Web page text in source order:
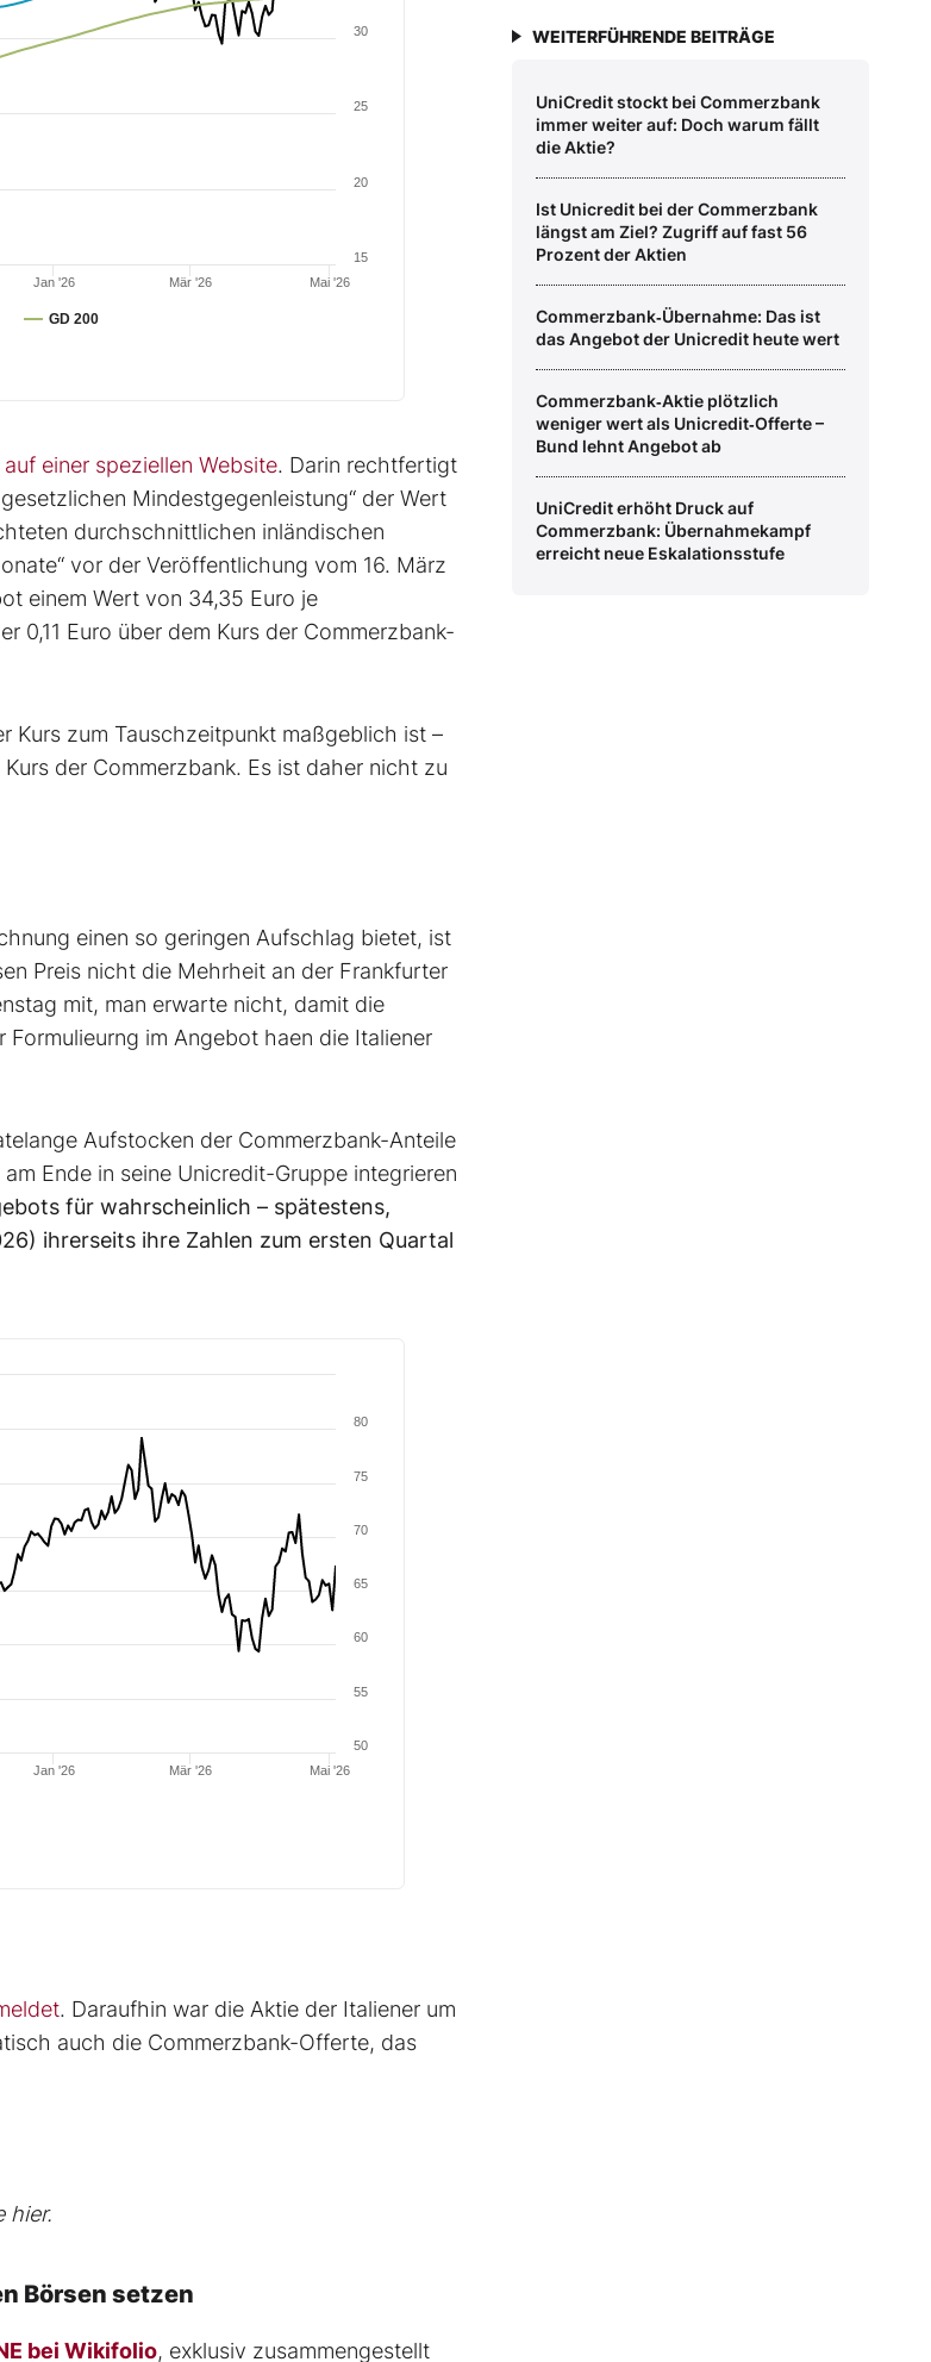
GD 200
Jan '26 Mär '26 Mai '26
15
20
25
30
auf einer speziellen Website. Darin rechtfertigt
Mindestgegenleistung“ der Wert
durchschnittlichen inländischen
vor der Veröffentlichung vom 16. März
einem Wert von 34,35 Euro je
0,11 Euro über dem Kurs der Commerzbank-
Kurs zum Tauschzeitpunkt maßgeblich ist –
der Commerzbank. Es ist daher nicht zu
einen so geringen Aufschlag bietet, ist
Preis nicht die Mehrheit an der Frankfurter
mit, man erwarte nicht, damit die
im Angebot haen die Italiener
Aufstocken der Commerzbank-Anteile
Ende in seine Unicredit-Gruppe integrieren
für wahrscheinlich – spätestens,
ihrerseits ihre Zahlen zum ersten Quartal
Jan '26 Mär '26 Mai '26
50
55
60
65
70
75
80
. Daraufhin war die Aktie der Italiener um
auch die Commerzbank-Offerte, das
hier.
Börsen setzen
bei Wikifolio, exklusiv zusammengestellt
WEITERFÜHRENDE BEITRÄGE
UniCredit stockt bei Commerzbank
immer weiter auf: Doch warum fällt
die Aktie?
Ist Unicredit bei der Commerzbank
längst am Ziel? Zugriff auf fast 56
Prozent der Aktien
Commerzbank‑Übernahme: Das ist
das Angebot der Unicredit heute wert
Commerzbank‑Aktie plötzlich
weniger wert als Unicredit‑Offerte –
Bund lehnt Angebot ab
UniCredit erhöht Druck auf
Commerzbank: Übernahmekampf
erreicht neue Eskalationsstufe